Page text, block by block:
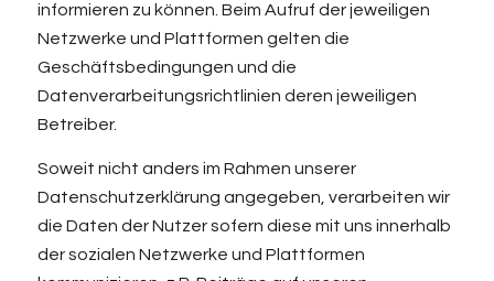
informieren zu können. Beim Aufruf der jeweiligen
Netzwerke und Plattformen gelten die
Geschäftsbedingungen und die
Datenverarbeitungsrichtlinien deren jeweiligen
Betreiber.
Soweit nicht anders im Rahmen unserer
Datenschutzerklärung angegeben, verarbeiten wir
die Daten der Nutzer sofern diese mit uns innerhalb
der sozialen Netzwerke und Plattformen